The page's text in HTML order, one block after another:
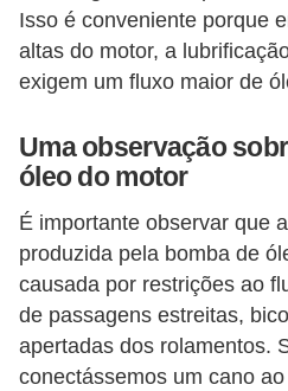
Isso é conveniente porque
altas do motor, a
exigem um fluxo maior de
Uma observação
óleo do motor
É importante observar que
produzida pela bomba de
causada por restrições ao
de passagens estreitas,
apertadas dos rolamentos.
conectássemos um cano
s
e
i
s
e
t
r
â